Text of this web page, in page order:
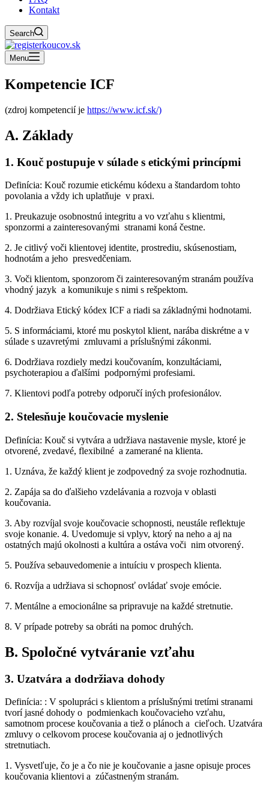
Kontakt
Search
Menu
Kompetencie ICF
(zdroj kompetencií je https://www.icf.sk/)
A. Základy
1. Kouč postupuje v súlade s etickými princípmi
Definícia: Kouč rozumie etickému kódexu a štandardom tohto
povolania a vždy ich uplatňuje v praxi.
1. Preukazuje osobnostnú integritu a vo vzťahu s klientmi,
sponzormi a zainteresovanými stranami koná čestne.
2. Je citlivý voči klientovej identite, prostrediu, skúsenostiam,
hodnotám a jeho presvedčeniam.
3. Voči klientom, sponzorom či zainteresovaným stranám používa
vhodný jazyk a komunikuje s nimi s rešpektom.
4. Dodržiava Etický kódex ICF a riadi sa základnými hodnotami.
5. S informáciami, ktoré mu poskytol klient, narába diskrétne a v
súlade s uzavretými zmluvami a príslušnými zákonmi.
6. Dodržiava rozdiely medzi koučovaním, konzultáciami,
psychoterapiou a ďalšími podpornými profesiami.
7. Klientovi podľa potreby odporučí iných profesionálov.
2. Stelesňuje koučovacie myslenie
Definícia: Kouč si vytvára a udržiava nastavenie mysle, ktoré je
otvorené, zvedavé, flexibilné a zamerané na klienta.
1. Uznáva, že každý klient je zodpovedný za svoje rozhodnutia.
2. Zapája sa do ďalšieho vzdelávania a rozvoja v oblasti
koučovania.
3. Aby rozvíjal svoje koučovacie schopnosti, neustále reflektuje
svoje konanie. 4. Uvedomuje si vplyv, ktorý na neho a aj na
ostatných majú okolnosti a kultúra a ostáva voči nim otvorený.
5. Používa sebauvedomenie a intuíciu v prospech klienta.
6. Rozvíja a udržiava si schopnosť ovládať svoje emócie.
7. Mentálne a emocionálne sa pripravuje na každé stretnutie.
8. V prípade potreby sa obráti na pomoc druhých.
B. Spoločné vytváranie vzťahu
3. Uzatvára a dodržiava dohody
Definícia: : V spolupráci s klientom a príslušnými tretími stranami
tvorí jasné dohody o podmienkach koučovacieho vzťahu,
samotnom procese koučovania a tiež o plánoch a cieľoch. Uzatvára
zmluvy o celkovom procese koučovania aj o jednotlivých
stretnutiach.
1. Vysvetľuje, čo je a čo nie je koučovanie a jasne opisuje proces
koučovania klientovi a zúčastneným stranám.